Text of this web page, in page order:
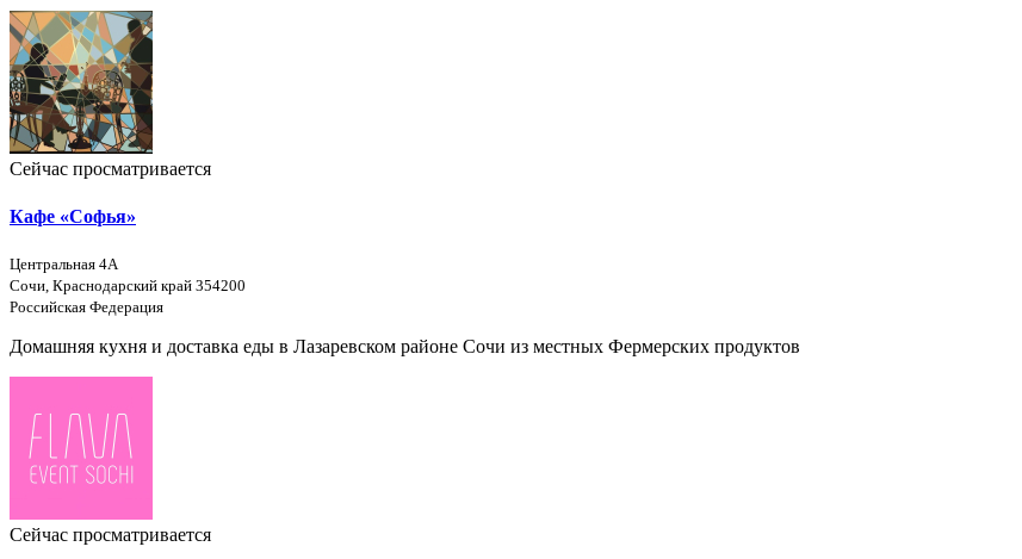
Сейчас просматривается
Кафе «Софья»
Центральная 4А
Сочи, Краснодарский край 354200
Российская Федерация
Домашняя кухня и доставка еды в Лазаревском районе Сочи из местных Фермерских продуктов
Сейчас просматривается